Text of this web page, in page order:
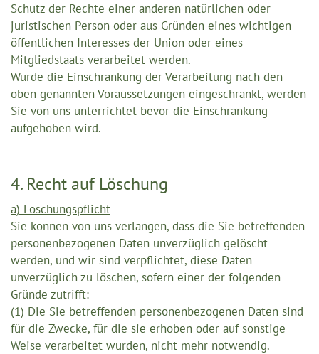
Schutz der Rechte einer anderen natürlichen oder
juristischen Person oder aus Gründen eines wichtigen
öffentlichen Interesses der Union oder eines
Mitgliedstaats verarbeitet werden.
Wurde die Einschränkung der Verarbeitung nach den
oben genannten Voraussetzungen eingeschränkt, werden
Sie von uns unterrichtet bevor die Einschränkung
aufgehoben wird.
4. Recht auf Löschung
a) Löschungspflicht
Sie können von uns verlangen, dass die Sie betreffenden
personenbezogenen Daten unverzüglich gelöscht
werden, und wir sind verpflichtet, diese Daten
unverzüglich zu löschen, sofern einer der folgenden
Gründe zutrifft:
(1) Die Sie betreffenden personenbezogenen Daten sind
für die Zwecke, für die sie erhoben oder auf sonstige
Weise verarbeitet wurden, nicht mehr notwendig.